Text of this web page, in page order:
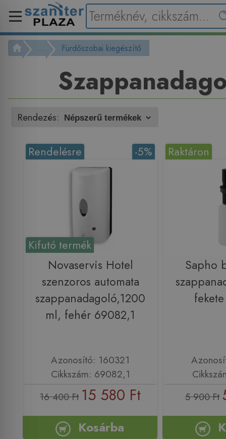
... Fürdőszobai kiegészítő
Rendezés:
Kifutó termék
-5%
Rendelésre
Novaservis Hotel
szenzoros automata
szappanadagoló,1200
ml, fehér 69082,1
Azonosító: 160321
Cikkszám: 69082,1
16 400 Ft 15 580 Ft
Kosárba
Raktáron
Sapho
5 900 Ft